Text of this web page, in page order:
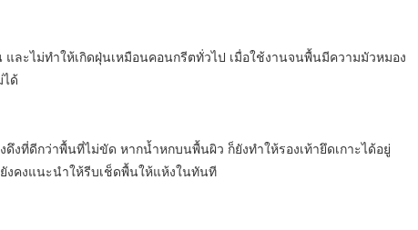
ละไม่ทำให้เกิดฝุ่นเหมือนคอนกรีตทั่วไป เมื่อใช้งานจนพื้นมีความมัวหมอง
ด้
ที่ดีกว่าพื้นที่ไม่ขัด หากน้ำหกบนพื้นผิว ก็ยังทำให้รองเท้ายึดเกาะได้อยู่
งคงแนะนำให้รีบเช็ดพื้นให้แห้งในทันที